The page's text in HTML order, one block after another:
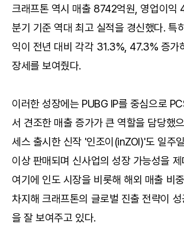
크래프톤 역시 매출 8742억원, 영업이익
분기 기준 역대 최고 실적을 경신했다. 특
익이 전년 대비 각각 31.3%, 47.3% 증가
장세를 보여줬다.
이러한 성장에는 PUBG IP를 중심으로
서 견조한 매출 증가가 큰 역할을 담당했
세스 출시한 신작 '인조이(inZOI)'도 일주
이상 판매되며 신사업의 성장 가능성을
여기에 인도 시장을 비롯해 해외 매출 비
차지해 크래프톤의 글로벌 진출 전략이
을 잘 보여주고 있다.